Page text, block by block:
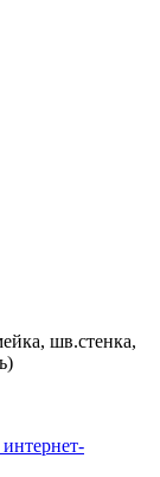
шв.стенка,